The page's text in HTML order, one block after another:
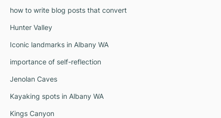
how to write blog posts that convert
Hunter Valley
Iconic landmarks in Albany WA
importance of self-reflection
Jenolan Caves
Kayaking spots in Albany WA
Kings Canyon